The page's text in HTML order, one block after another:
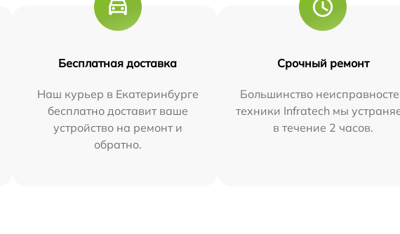
Бесплатная доставка
Наш курьер в Екатеринбурге
бесплатно доставит ваше
устройство на ремонт и
обратно.
Срочный ремонт
Большинство
техники Infratech мы
в течение 2 часов.